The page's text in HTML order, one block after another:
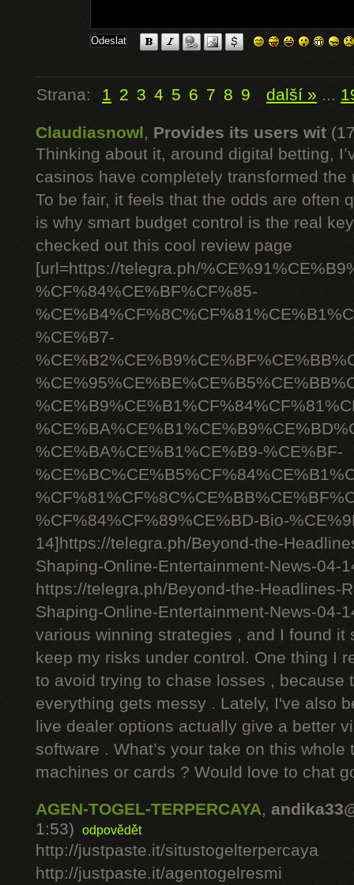
Strana: 1 2 3 4 5 6 7 8 9 další » ...
Claudiasnowl, Provides its users wit
Thinking about it, around digital betting,
casinos have completely transformed
To be fair, it feels that the odds are often
is why smart budget control is the real
checked out this cool review page
[url=https://telegra.ph/
%CF%84%CE%BF%CF%85-
%CE%B7-
%CE%BA%CE%B1%CE%B9-%CE%BF-
%CF%84%CF%89%CE%BD-Bio-
14]https://telegra.ph/Beyond-the-
Shaping-Online-Entertainment-News-04-
https://telegra.ph/Beyond-the-Headlines-
Shaping-Online-Entertainment-News-04-
various winning strategies , and I found it
keep my risks under control. One thing I
to avoid trying to chase losses , because
everything gets messy . Lately, I've also
live dealer options actually give a better
software . What’s your take on this whole
machines or cards ? Would love to chat
AGEN-TOGEL-TERPERCAYA,
1:53)
odpovědět
http://justpaste.it/situstogelterpercaya
http://justpaste.it/agentogelresmi